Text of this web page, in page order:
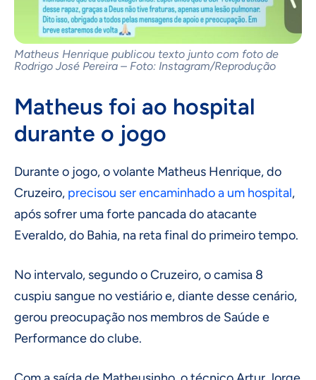
Matheus Henrique publicou texto junto com foto de
Rodrigo José Pereira – Foto: Instagram/Reprodução
Matheus foi ao hospital
durante o jogo
Durante o jogo, o volante Matheus Henrique, do
Cruzeiro, precisou ser encaminhado a um hospital,
após sofrer uma forte pancada do atacante
Everaldo, do Bahia, na reta final do primeiro tempo.
No intervalo, segundo o Cruzeiro, o camisa 8
cuspiu sangue no vestiário e, diante desse cenário,
gerou preocupação nos membros de Saúde e
Performance do clube.